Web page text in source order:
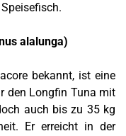
alalunga)
bekannt, ist eine
den Longfin Tuna mit
auch bis zu 35 kg
Er erreicht in der